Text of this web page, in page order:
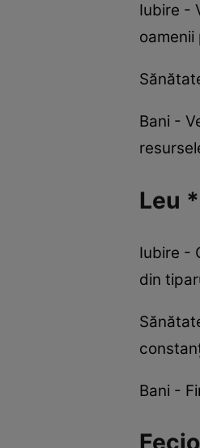
Iubire -
Bani -
Leu
Iubire -
din
Bani -